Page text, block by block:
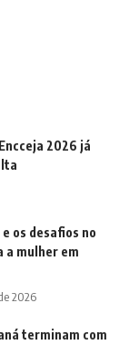
2026 já
os desafios no
a mulher em
2026
terminam com